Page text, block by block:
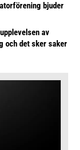
bjuder
av
och det sker saker